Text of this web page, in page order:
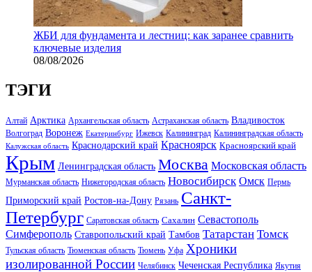
ЖБИ для фундамента и лестниц: как заранее сравнить
ключевые изделия
08/08/2026
ТЭГИ
Алтай Арктика Архангельская область Астраханская область Владивосток
Волгоград Воронеж Екатеринбург Ижевск Калининград Калининградская область
Калужская область Краснодарский край Красноярск Красноярский край
Крым Ленинградская область Москва Московская область
Мурманская область Нижегородская область Новосибирск Омск Пермь
Приморский край Ростов-на-Дону Рязань Санкт-
Петербург Саратовская область Сахалин Севастополь
Симферополь Ставропольский край Тамбов Татарстан Томск
Тульская область Тюменская область Тюмень Уфа Хроники
изолированной России Челябинск Чеченская Республика Якутия